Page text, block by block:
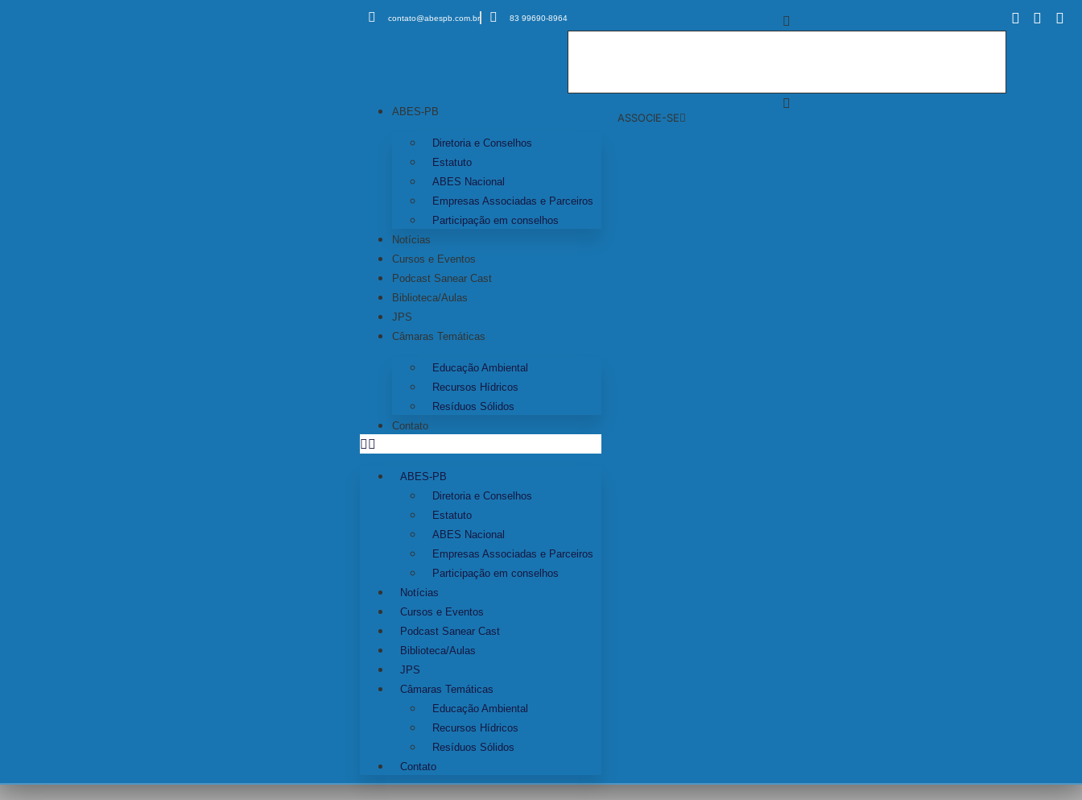
contato@abespb.com.br 83 99690-8964
ABES-PB
Diretoria e Conselhos
Estatuto
ABES Nacional
Empresas Associadas e Parceiros
Participação em conselhos
Notícias
Cursos e Eventos
Podcast Sanear Cast
Biblioteca/Aulas
JPS
Câmaras Temáticas
Educação Ambiental
Recursos Hídricos
Resíduos Sólidos
Contato
ABES-PB
Diretoria e Conselhos
Estatuto
ABES Nacional
Empresas Associadas e Parceiros
Participação em conselhos
Notícias
Cursos e Eventos
Podcast Sanear Cast
Biblioteca/Aulas
JPS
Câmaras Temáticas
Educação Ambiental
Recursos Hídricos
Resíduos Sólidos
Contato
ASSOCIE-SE